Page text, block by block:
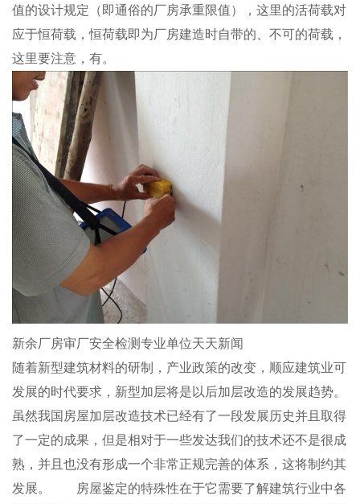
值的设计规定（即通俗的厂房承重限值），这里的活荷载对
应于恒荷载，恒荷载即为厂房建造时自带的、不可的荷载，
这里要注意，有。
新余厂房审厂安全检测专业单位天天新闻
随着新型建筑材料的研制，产业政策的改变，顺应建筑业可
发展的时代要求，新型加层将是以后加层改造的发展趋势。
虽然我国房屋加层改造技术已经有了一段发展历史并且取得
了一定的成果，但是相对于一些发达我们的技术还不是很成
熟，并且也没有形成一个非常正规完善的体系，这将制约其
发展。 房屋鉴定的特殊性在于它需要了解建筑行业中各